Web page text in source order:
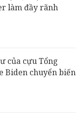
làm đầy rãnh
của cựu Tổng
Biden chuyển biến